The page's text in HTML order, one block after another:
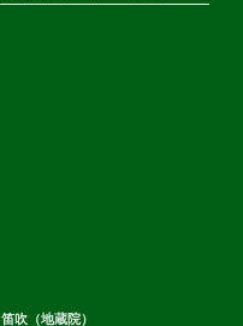
笛吹（地蔵院）